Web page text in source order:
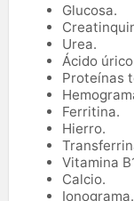
Glucosa.
Urea.
Ácido
Proteínas
Ferritina.
Hierro.
Vitamina
Calcio.
Ionograma.